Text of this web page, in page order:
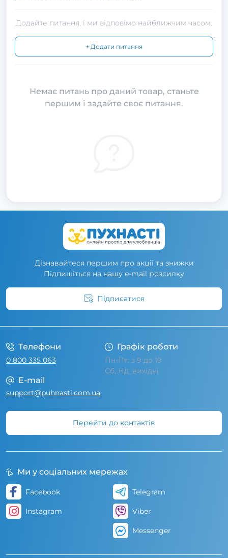
Додайте питання, і ми відповімо найближчим часом.
+ Додати питання
Немає питань про даний товар, станьте
першим і задайте своє питання.
Дізнавайтеся першим про акції та знижки
Підпишіться на нашу e-mail розсилку
Підписатися
Телефони
0 800 335 063
Графік роботи
Пн-Пт: з 9 до 19
Сб, Нд: вихідні
E-mail
support@puhnasti.com.ua
Перейти до контактів
Ми у соціальних мережах
Facebook
Instagram
Telegram
Viber
Messenger